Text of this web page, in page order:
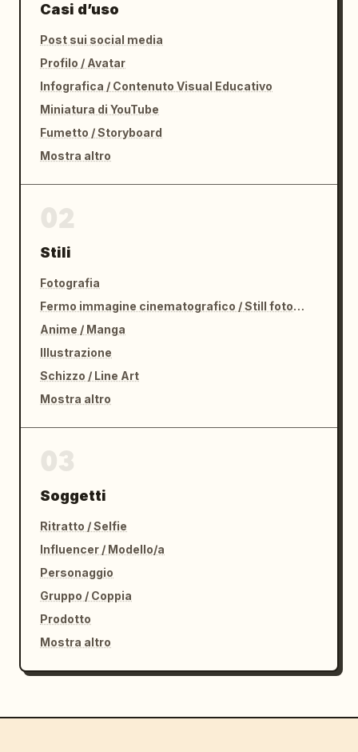
Casi d’uso
Post sui social media
Profilo / Avatar
Infografica / Contenuto Visual Educativo
Miniatura di YouTube
Fumetto / Storyboard
Mostra altro
Stili
Fotografia
Fermo immagine cinematografico / Still fotografico
Anime / Manga
Illustrazione
Schizzo / Line Art
Mostra altro
Soggetti
Ritratto / Selfie
Influencer / Modello/a
Personaggio
Gruppo / Coppia
Prodotto
Mostra altro